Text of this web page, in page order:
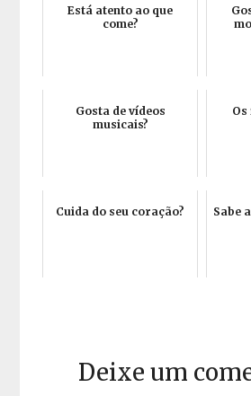
Está atento ao que
come?
Gosta de vídeos
musicais?
Cuida do seu coração?
Sabe
Deixe um